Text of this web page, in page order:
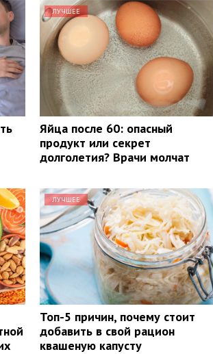
ЛУЧШЕЕ
Яйца после 60: опасный
продукт или секрет
долголетия? Врачи молчат
ЛУЧШЕЕ
Топ-5 причин, почему стоит
добавить в свой рацион
квашеную капусту